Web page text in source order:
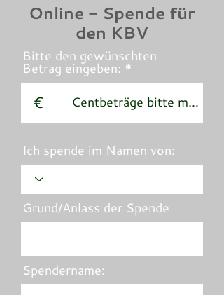
Online - Spende für
den KBV
Bitte den gewünschten
Betrag eingeben:
€
Ich spende im Namen von:
Grund/Anlass der Spende
Spendername: